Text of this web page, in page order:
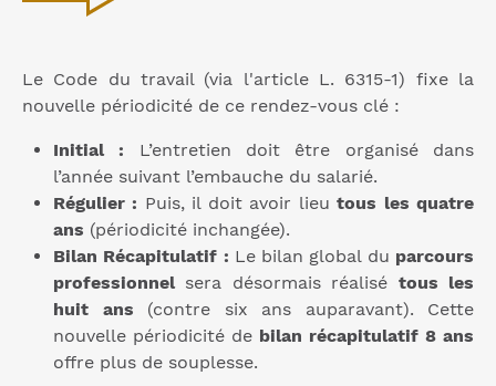
Le Code du travail (via l'article L. 6315-1) fixe la
nouvelle périodicité de ce rendez-vous clé :
Initial : L’entretien doit être organisé dans
l’année suivant l’embauche du salarié.
Régulier : Puis, il doit avoir lieutous les quatre
ans (périodicité inchangée).
Bilan Récapitulatif : Le bilan global du parcours
professionnelsera désormais réalisé tous les
huit ans (contre six ans auparavant). Cette
nouvelle périodicité de bilan récapitulatif 8 ans
offre plus de souplesse.